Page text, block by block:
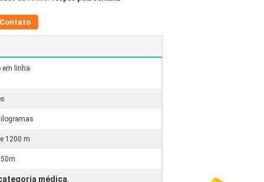
Contato
em linha
1200 m
médica,